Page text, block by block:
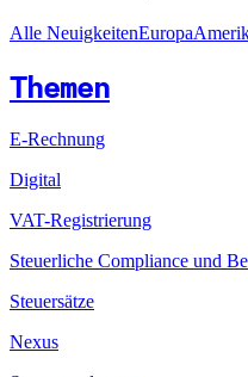
Alle NeuigkeitenEuropa
Themen
E-Rechnung
Digital
VAT-Registrierung
Steuerliche Compliance und
Steuersätze
Nexus